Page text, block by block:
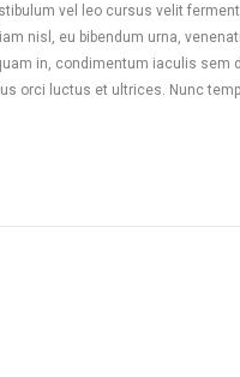
vel leo cursus velit
nisl, eu bibendum urna,
in, condimentum iaculis sem
orci luctus et ultrices. Nunc